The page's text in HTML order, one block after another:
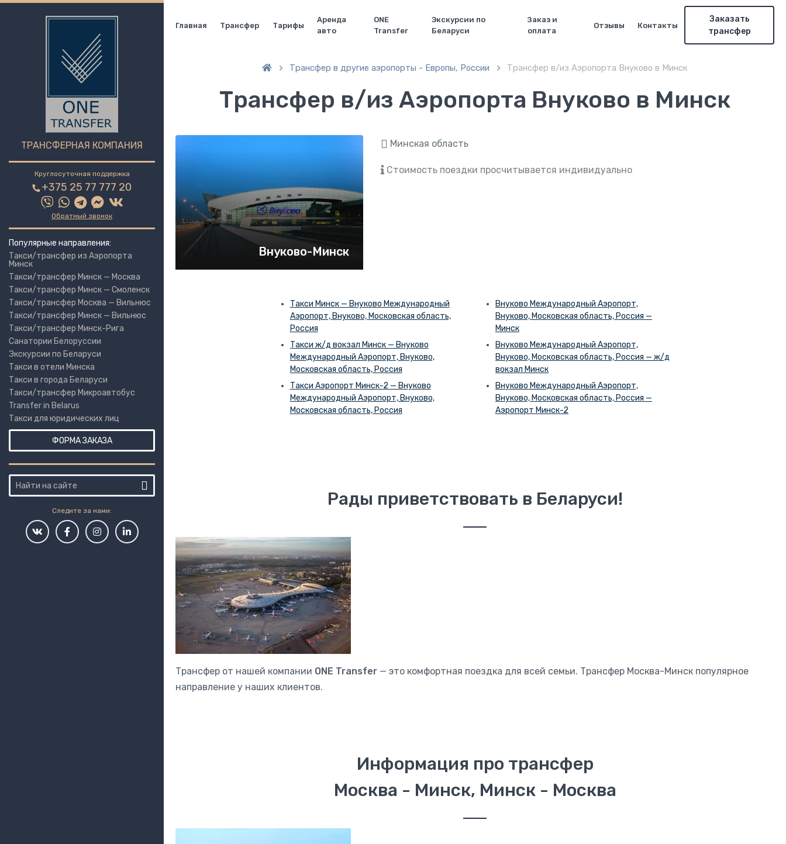
ТРАНСФЕРНАЯ КОМПАНИЯ
Круглосуточная поддержка
+375 25 77 777 20
Обратный звонок
Популярные направления:
Такси/трансфер из Аэропорта
Минск
Такси/трансфер Минск — Москва
Такси/трансфер Минск — Смоленск
Такси/трансфер Москва — Вильнюс
Такси/трансфер Минск — Вильнюс
Такси/трансфер Минск-Рига
Санатории Белоруссии
Экскурсии по Беларуси
Такси в отели Минска
Такси в города Беларуси
Такси/трансфер Микроавтобус
Transfer in Belarus
Такси для юридических лиц
ФОРМА ЗАКАЗА
Следите за нами:
Главная Трансфер Тарифы
Аренда
авто
ONE
Transfer
Экскурсии по
Беларуси
Заказ и
оплата
Отзывы Контакты
Заказать
трансфер
 Трансфер в другие аэропорты - Европы, России  Трансфер в/из Аэропорта Внуково в Минск
Трансфер в/из Аэропорта Внуково в Минск
Внуково-Минск
Минская область
Стоимость поездки просчитывается индивидуально
Такси Минск — Внуково Международный
Аэропорт, Внуково, Московская область,
Россия
Такси ж/д вокзал Минск — Внуково
Международный Аэропорт, Внуково,
Московская область, Россия
Такси Аэропорт Минск-2 — Внуково
Международный Аэропорт, Внуково,
Московская область, Россия
Внуково Международный Аэропорт,
Внуково, Московская область, Россия —
Минск
Внуково Международный Аэропорт,
Внуково, Московская область, Россия — ж/д
вокзал Минск
Внуково Международный Аэропорт,
Внуково, Московская область, Россия —
Аэропорт Минск-2
Рады приветствовать в Беларуси!
Трансфер от нашей компании ONE Transfer — это комфортная поездка для всей семьи. Трансфер Москва-Минск популярное
направление у наших клиентов.
Информация про трансфер
Москва - Минск, Минск - Москва